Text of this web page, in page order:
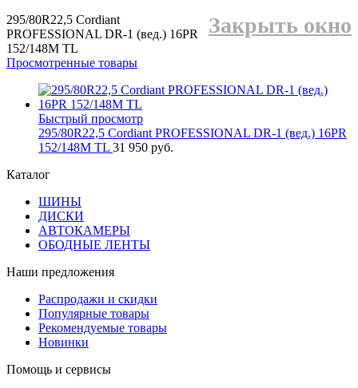
Закрыть окно
295/80R22,5 Cordiant
PROFESSIONAL DR-1 (вед.) 16PR
152/148M TL
Просмотренные товары
Быстрый просмотр
295/80R22,5 Cordiant PROFESSIONAL DR-1 (вед.) 16PR
152/148M TL 31 950 руб.
Каталог
ШИНЫ
ДИСКИ
АВТОКАМЕРЫ
ОБОДНЫЕ ЛЕНТЫ
Наши предложения
Распродажи и скидки
Популярные товары
Рекомендуемые товары
Новинки
Помощь и сервисы